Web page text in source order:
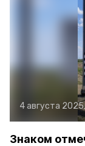
4 августа
Знаком